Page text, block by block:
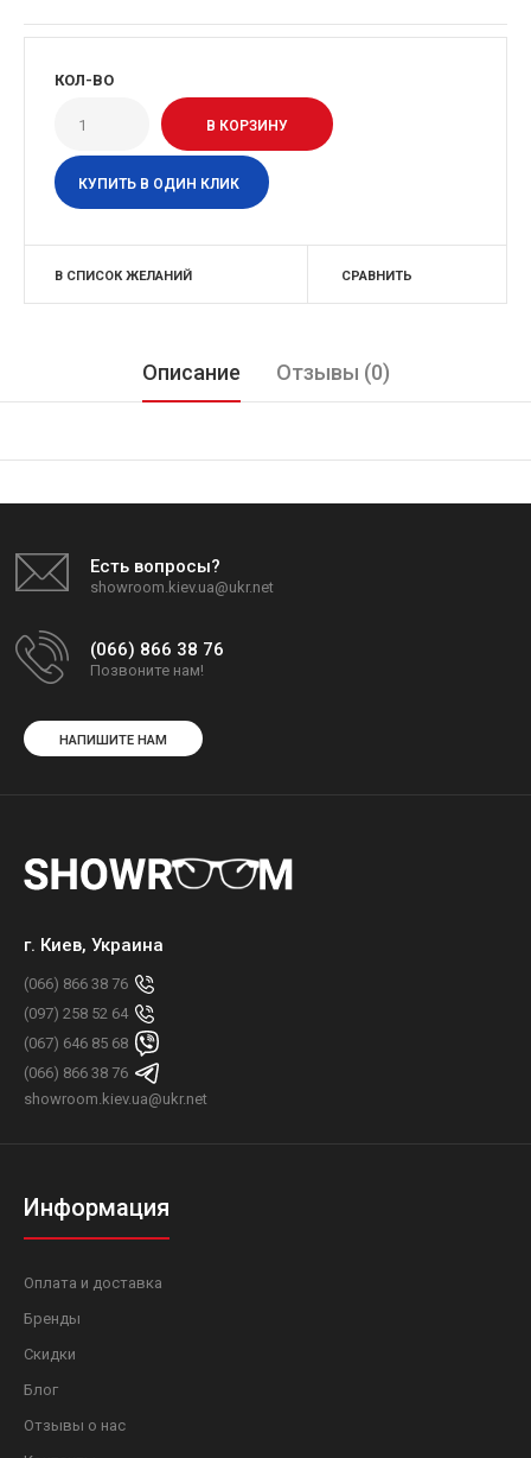
КОЛ-ВО
КУПИТЬ В ОДИН КЛИК
В СПИСОК ЖЕЛАНИЙ СРАВНИТЬ
Описание Отзывы (0)
Есть вопросы?
showroom.kiev.ua@ukr.net
(066) 866 38 76
Позвоните нам!
НАПИШИТЕ НАМ
г. Киев, Украина
(066) 866 38 76
(097) 258 52 64
(067) 646 85 68
(066) 866 38 76
showroom.kiev.ua@ukr.net
Информация
Оплата и доставка
Бренды
Скидки
Блог
Отзывы о нас